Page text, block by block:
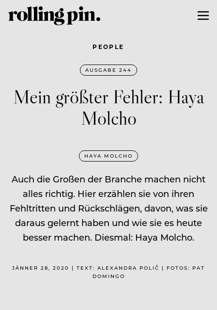
PEOPLE
AUSGABE 244
Mein größter Fehler: Haya
Molcho
HAYA MOLCHO
Auch die Großen der Branche machen nicht
alles richtig. Hier erzählen sie von ihren
Fehltritten und Rückschlägen, davon, was sie
daraus gelernt haben und wie sie es heute
besser machen. Diesmal: Haya Molcho.
JÄNNER 28, 2020 | TEXT: ALEXANDRA POLIČ | FOTOS: PAT
DOMINGO